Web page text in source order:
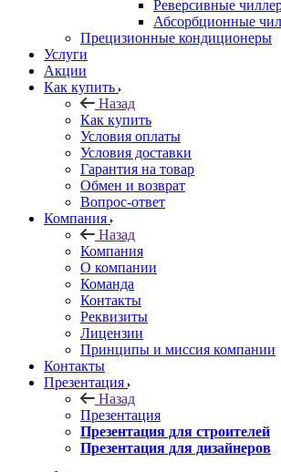
Реверсивные
Абсорбционные
Прецизионные кондиционеры
Услуги
Акции
Как купить
Назад
Как купить
Условия оплаты
Условия доставки
Гарантия на товар
Обмен и возврат
Вопрос-ответ
Компания
Назад
Компания
О компании
Команда
Контакты
Реквизиты
Лицензии
Принципы и миссия компании
Контакты
Презентация
Назад
Презентация
Презентация для строителей
Презентация для дизайнеров